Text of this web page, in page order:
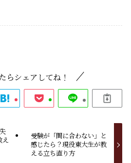
らシェアしてね！
え
受験が「間に合わない」と
感じたら？現役東大生が教
える立ち直り方